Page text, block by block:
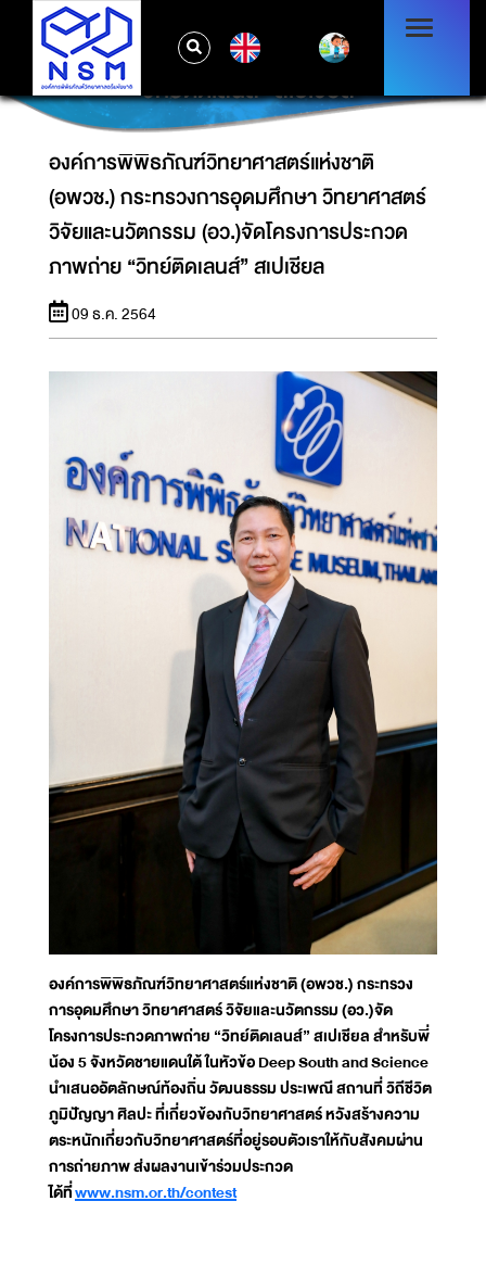
องค์การพิพิธภัณฑ์วิทยาศาสตร์แห่งชาติ (อพวช.)
กระทรวงการอุดมศึกษา วิทยาศาสตร์ วิจัยและ
นวัตกรรม (อว.)จัดโครงการประกวดภาพถ่าย
“วิทย์ติดเลนส์” สเปเชียล
องค์การพิพิธภัณฑ์วิทยาศาสตร์แห่งชาติ
(อพวช.) กระทรวงการอุดมศึกษา วิทยาศาสตร์
วิจัยและนวัตกรรม (อว.)จัดโครงการประกวด
ภาพถ่าย “วิทย์ติดเลนส์” สเปเชียล
09 ธ.ค. 2564
องค์การพิพิธภัณฑ์วิทยาศาสตร์แห่งชาติ (อพวช.) กระทรวง
การอุดมศึกษา วิทยาศาสตร์ วิจัยและนวัตกรรม (อว.)จัด
โครงการประกวดภาพถ่าย “วิทย์ติดเลนส์” สเปเชียล สำหรับพี่
น้อง 5 จังหวัดชายแดนใต้ ในหัวข้อ Deep South and Science
นำเสนออัตลักษณ์ท้องถิ่น วัฒนธรรม ประเพณี สถานที่ วิถีชีวิต
ภูมิปัญญา ศิลปะ ที่เกี่ยวข้องกับวิทยาศาสตร์ หวังสร้างความ
ตระหนักเกี่ยวกับวิทยาศาสตร์ที่อยู่รอบตัวเราให้กับสังคมผ่าน
การถ่ายภาพ ส่งผลงานเข้าร่วมประกวด
ได้ที่www.nsm.or.th/contest